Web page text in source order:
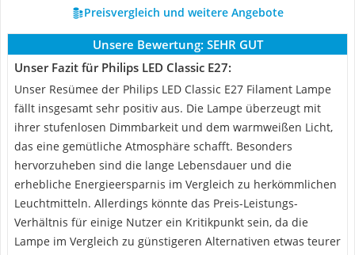
Preisvergleich und weitere Angebote
Unsere Bewertung: SEHR GUT
Unser Fazit für Philips LED Classic E27:
Unser Resümee der Philips LED Classic E27 Filament Lampe
fällt insgesamt sehr positiv aus. Die Lampe überzeugt mit
ihrer stufenlosen Dimmbarkeit und dem warmweißen Licht,
das eine gemütliche Atmosphäre schafft. Besonders
hervorzuheben sind die lange Lebensdauer und die
erhebliche Energieersparnis im Vergleich zu herkömmlichen
Leuchtmitteln. Allerdings könnte das Preis-Leistungs-
Verhältnis für einige Nutzer ein Kritikpunkt sein, da die
Lampe im Vergleich zu günstigeren Alternativen etwas teurer